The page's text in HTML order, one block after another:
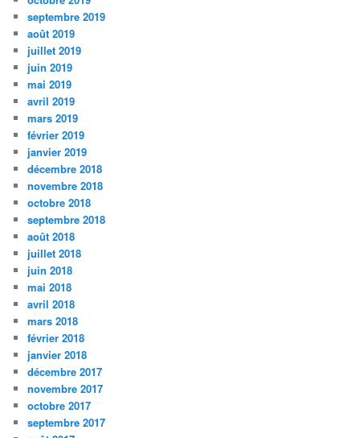
septembre 2019
août 2019
juillet 2019
juin 2019
mai 2019
avril 2019
mars 2019
février 2019
janvier 2019
décembre 2018
novembre 2018
octobre 2018
septembre 2018
août 2018
juillet 2018
juin 2018
mai 2018
avril 2018
mars 2018
février 2018
janvier 2018
décembre 2017
novembre 2017
octobre 2017
septembre 2017